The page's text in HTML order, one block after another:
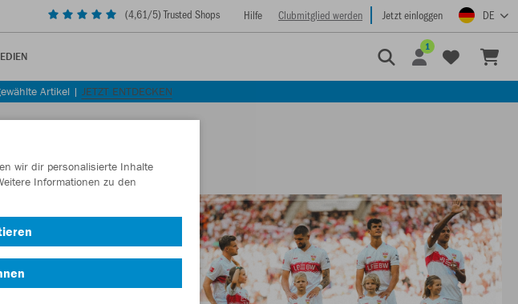
(4,61/5) Trusted Shops Hilfe Clubmitglied werden Jetzt einloggen DE
1
Artikel | JETZT ENTDECKEN
wir dir personalisierte Inhalte
Informationen zu den